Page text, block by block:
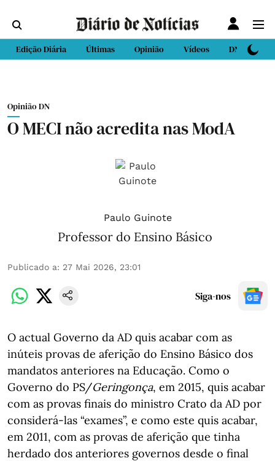
Edição Diária Últimas Opinião Vídeos DN Sport
Opinião DN
O MECI não acredita nas ModA
Paulo Guinote
Professor do Ensino Básico
Publicado a: 27 Mai 2026, 23:01
Siga-nos
O actual Governo da AD quis acabar com as
inúteis provas de aferição do Ensino Básico dos
mandatos anteriores na Educação. Como o
Governo do PS/Geringonça, em 2015, quis acabar
com as provas finais do ministro Crato da AD por
considerá-las “exames”, e como este quis acabar,
em 2011, com as provas de aferição que tinha
herdado dos anteriores governos desde o final